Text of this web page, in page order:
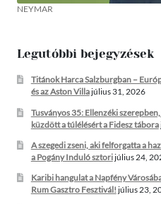
NEYMAR
Legutóbbi bejegyzések
Titánok Harca Salzburgban –
és az Aston Villajúlius 31, 2026
Tusványos 35: Ellenzéki
küzdött a túlélésért a Fidesz tábora
A szegedi zseni, aki felforgatta a
a Pogány Induló sztorijúlius 24,
Karibi hangulat a Napfény
Rum Gasztro Fesztivál! július 23,